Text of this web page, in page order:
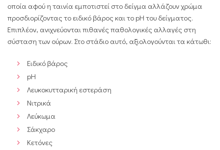
οποία αφού η ταινία εμποτιστεί στο δείγμα αλλάζουν χρώμα
προσδιορίζοντας το ειδικό βάρος και το pH του δείγματος.
Επιπλέον, ανιχνεύονται πιθανές παθολογικές αλλαγές στη
σύσταση των ούρων. Στο στάδιο αυτό, αξιολογούνται τα κάτωθι:
Ειδικό βάρος
pH
Λευκοκυτταρική εστεράση
Νιτρικά
Λεύκωμα
Σάκχαρο
Κετόνες